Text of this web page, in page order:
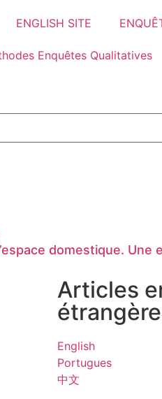
ENGLISH SITE
Enquêtes Qualitatives
domestique. Une
Articles
English
Portugues
中文